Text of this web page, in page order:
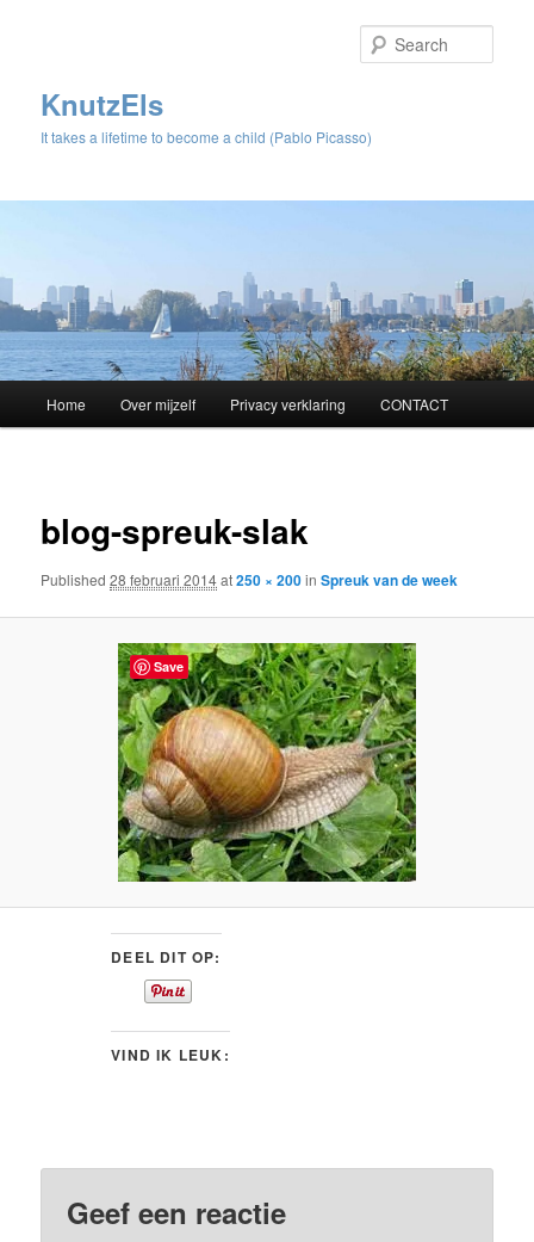
KnutzEls
It takes a lifetime to become a child (Pablo Picasso)
Skip
Home Over mijzelf Privacy verklaring CONTACT
blog-spreuk-slak
Published28 februari 2014at250 × 200inSpreuk van de week
DEEL DIT OP:
VIND IK LEUK:
Geef een reactie
Save